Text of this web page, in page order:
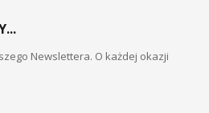
Newslettera. O każdej okazji